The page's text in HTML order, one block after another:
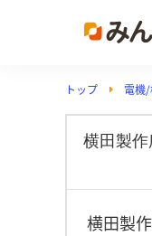
トップ 電機
横田製
横田製